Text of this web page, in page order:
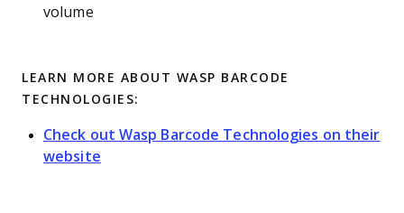
volume
LEARN MORE ABOUT WASP BARCODE
TECHNOLOGIES:
Check out Wasp Barcode Technologies on their
website